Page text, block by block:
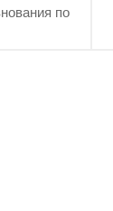
по